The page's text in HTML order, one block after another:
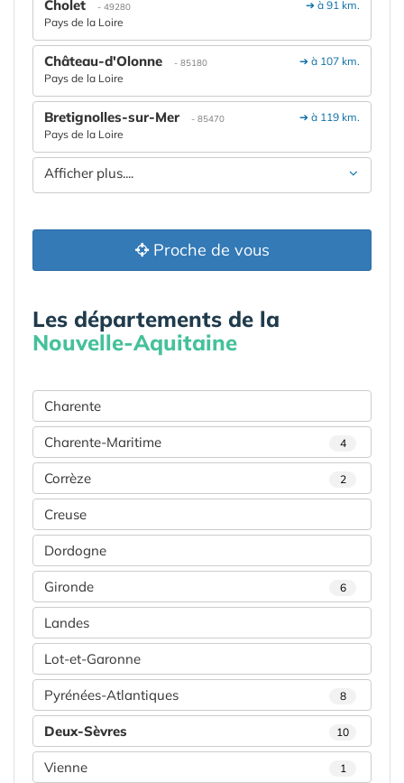
➔ à 91 km.
Cholet - 49280
Pays de la Loire
➔ à 107 km.
Château-d'Olonne - 85180
Pays de la Loire
➔ à 119 km.
Bretignolles-sur-Mer - 85470
Pays de la Loire
Afficher plus....
Proche de vous
Les départements de la
Nouvelle-Aquitaine
Charente
Charente-Maritime 4
Corrèze 2
Creuse
Dordogne
Gironde 6
Landes
Lot-et-Garonne
Pyrénées-Atlantiques 8
Deux-Sèvres 10
Vienne 1